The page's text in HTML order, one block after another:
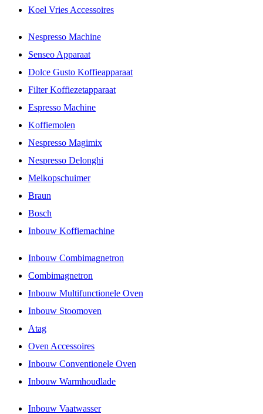
Koel Vries Accessoires
Nespresso Machine
Senseo Apparaat
Dolce Gusto Koffieapparaat
Filter Koffiezetapparaat
Espresso Machine
Koffiemolen
Nespresso Magimix
Nespresso Delonghi
Melkopschuimer
Braun
Bosch
Inbouw Koffiemachine
Inbouw Combimagnetron
Combimagnetron
Inbouw Multifunctionele Oven
Inbouw Stoomoven
Atag
Oven Accessoires
Inbouw Conventionele Oven
Inbouw Warmhoudlade
Inbouw Vaatwasser